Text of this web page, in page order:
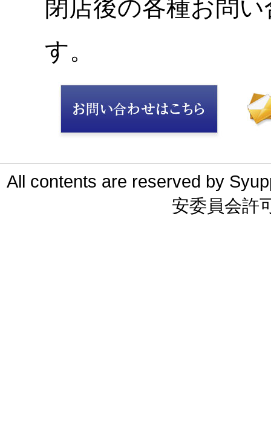
閉店後の各種お問
す。
All contents are reserved by
安委員会許